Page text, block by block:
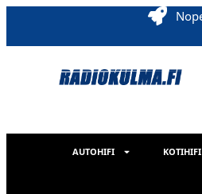
AUTOHIFI KOTIHIFI